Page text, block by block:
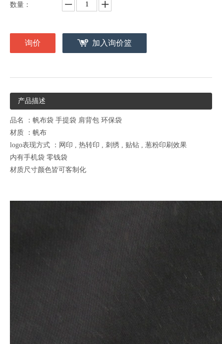
数量：
询价 加入询价篮
产品描述
品名 ：帆布袋 手提袋 肩背包 环保袋
材质 ：帆布
logo表现方式 ：网印 , 热转印 , 刺绣 , 贴钻 , 葱粉印刷效果
内有手机袋 零钱袋
材质尺寸颜色皆可客制化